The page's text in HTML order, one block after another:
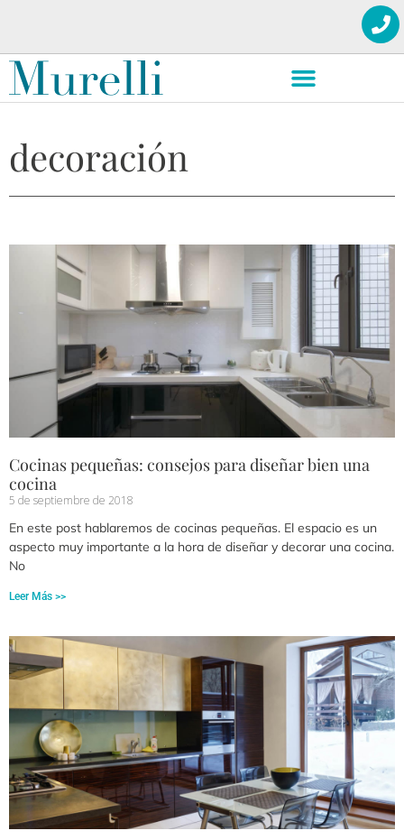
decoración
Cocinas pequeñas: consejos para diseñar bien una
cocina
5 de septiembre de 2018
En este post hablaremos de cocinas pequeñas. El espacio es un
aspecto muy importante a la hora de diseñar y decorar una cocina.
No
Leer Más >>